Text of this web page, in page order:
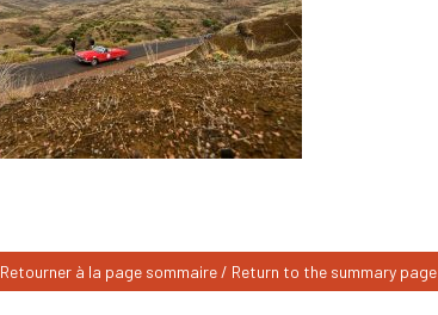
Retourner à la page sommaire / Return to the summary page